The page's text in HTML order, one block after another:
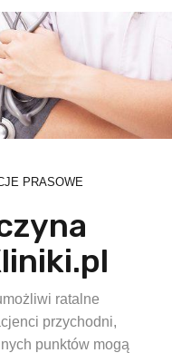
PRASOWE
ratalne
przychodni,
punktów mogą